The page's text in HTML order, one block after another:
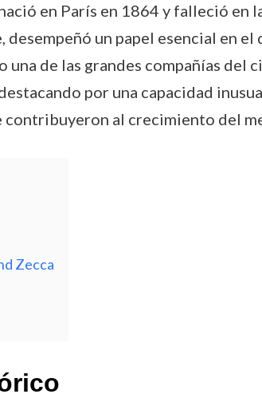
en París en 1864 y falleció en
un papel esencial en
una de las grandes compañías del
por una capacidad
contribuyeron al crecimiento del
Zecca